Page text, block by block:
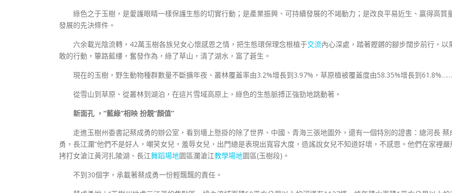
綠色之于玉樹，是愛護眼睛一樣保護生態的切實行動；是產業振興、可持續發展的不竭動力；是改良平易近生、贏得高質
發展的先決條件。
六余載光陰流轉，42萬玉樹各族兒女心懷感恩之情，把生態環保理念根植于交流內心深處，踏著鏗鏘的腳步闊步前行，以
敢的行動，篳路藍縷，奮發作為，綠了草山，清了湖水，富了蒼生。
現在的玉樹，野生動物種群數量不斷擴年夜、叢林覆蓋率由3.2%增長到3.97%，草原植被覆蓋度由58.35%增長到61.8%……
從雪山到草原、從叢林到湖泊，在這片雪域高原上，綠色的生態脈搏正強勁地跳動著。
新面孔 ，“藍綠”相映 扮靚“顏值”
走進玉樹州委書記蔡成勇的辦公室，看到墻上懸掛的除了世界、中國、青海三張地圖外，還有一個特別的證書：總河長 蔡
勇，長江瀾“他們不是好人，嘲笑女兒，羞辱女兒，出門總是表現出寬容大度，造謠說女兒不知道好壞，不感恩。他們在家裡嚴
拷打女滄江黃河扎陵湖、長江舞蹈場地園區瀾滄江教學場地園區(玉樹段)。
不到30個字，承載著蔡成勇一份輕飄飄的責任。